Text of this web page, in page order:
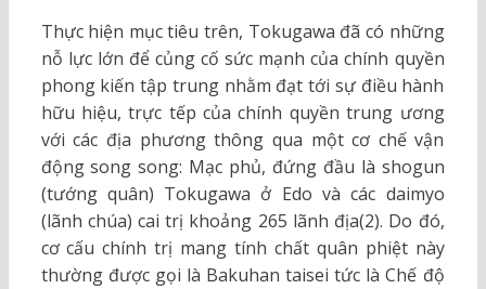
Thực hiện mục tiêu trên, Tokugawa đã có những
nỗ lực lớn để củng cố sức mạnh của chính quyền
phong kiến tập trung nhằm đạt tới sự điều hành
hữu hiệu, trực tếp của chính quyền trung ương
với các địa phương thông qua một cơ chế vận
động song song: Mạc phủ, đứng đầu là shogun
(tướng quân) Tokugawa ở Edo và các daimyo
(lãnh chúa) cai trị khoảng 265 lãnh địa(2). Do đó,
cơ cấu chính trị mang tính chất quân phiệt này
thường được gọi là Bakuhan taisei tức là Chế độ